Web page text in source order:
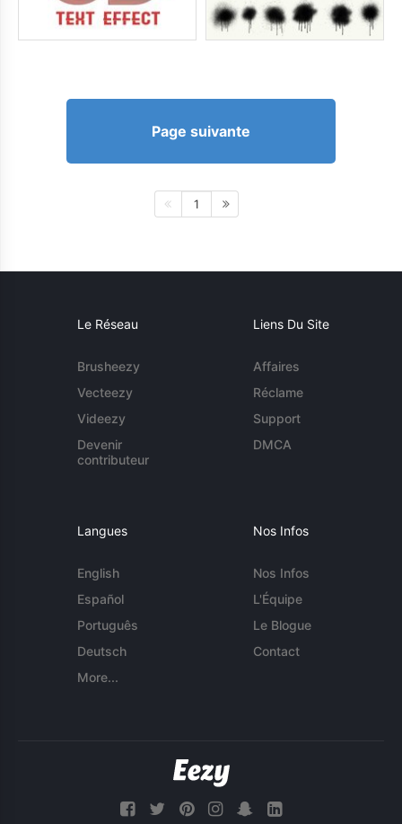
Page suivante
1
Le Réseau
Brusheezy
Vecteezy
Videezy
Devenir
contributeur
Liens Du Site
Affaires
Réclame
Support
DMCA
Langues
English
Español
Português
Deutsch
More...
Nos Infos
Nos Infos
L'Équipe
Le Blogue
Contact